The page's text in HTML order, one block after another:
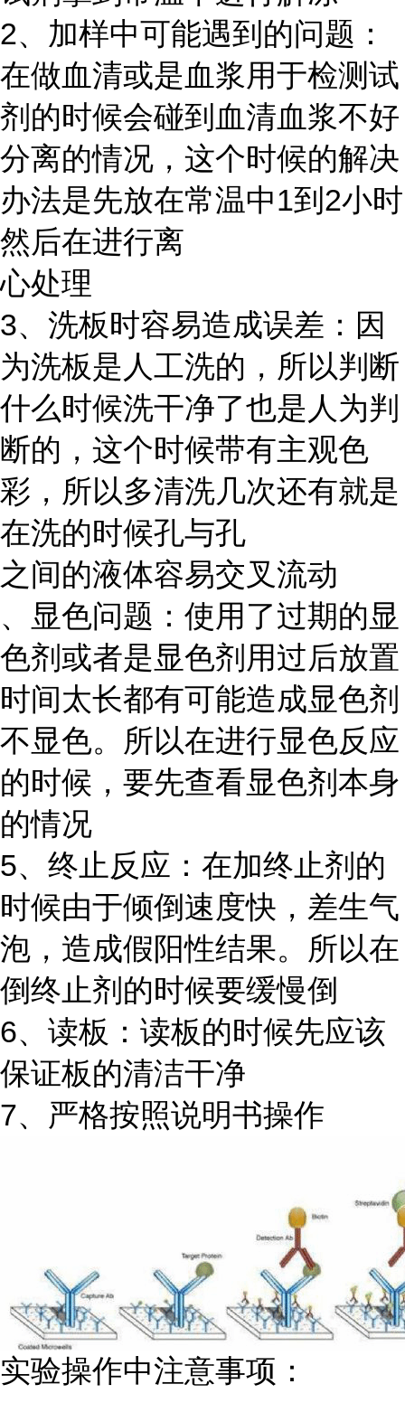
2、加样中可能遇到的问题：
在做血清或是血浆用于检测试
剂的时候会碰到血清血浆不好
分离的情况，这个时候的解决
办法是先放在常温中1到2小时
然后在进行离
心处理
3、洗板时容易造成误差：因
为洗板是人工洗的，所以判断
什么时候洗干净了也是人为判
断的，这个时候带有主观色
彩，所以多清洗几次还有就是
在洗的时候孔与孔
之间的液体容易交叉流动
、显色问题：使用了过期的显
色剂或者是显色剂用过后放置
时间太长都有可能造成显色剂
不显色。所以在进行显色反应
的时候，要先查看显色剂本身
的情况
5、终止反应：在加终止剂的
时候由于倾倒速度快，差生气
泡，造成假阳性结果。所以在
倒终止剂的时候要缓慢倒
6、读板：读板的时候先应该
保证板的清洁干净
7、严格按照说明书操作
实验操作中注意事项：